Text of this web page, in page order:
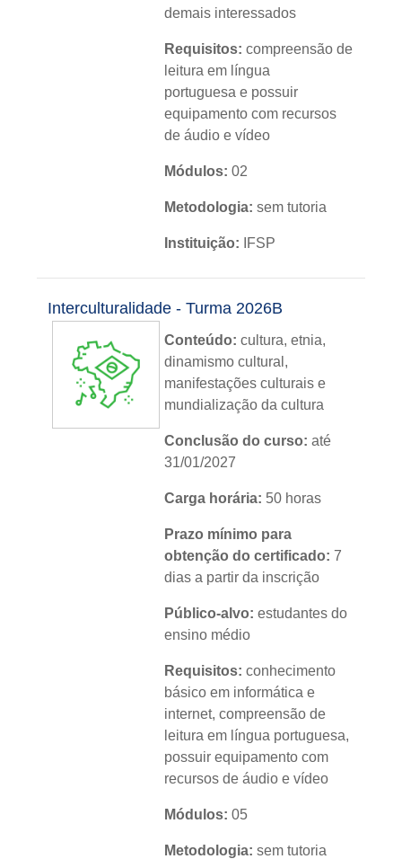
demais interessados
Requisitos: compreensão de
leitura em língua
portuguesa e possuir
equipamento com recursos
de áudio e vídeo
Módulos: 02
Metodologia: sem tutoria
Instituição: IFSP
Nível:básico
Idioma:português
Interculturalidade - Turma 2026B
Conteúdo:cultura, etnia,
dinamismo cultural,
manifestações culturais e
mundialização da cultura
Conclusão do curso: até
31/01/2027
Carga horária: 50 horas
Prazo mínimo para
obtenção do certificado:7
dias a partir da inscrição
Público-alvo:estudantes do
ensino médio
Requisitos:conhecimento
básico em informática e
internet, compreensão de
leitura em língua portuguesa,
possuir equipamento com
recursos de áudio e vídeo
Módulos: 05
Metodologia:sem tutoria